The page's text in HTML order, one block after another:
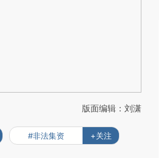
版面编辑：刘潇
#非法集资 +关注